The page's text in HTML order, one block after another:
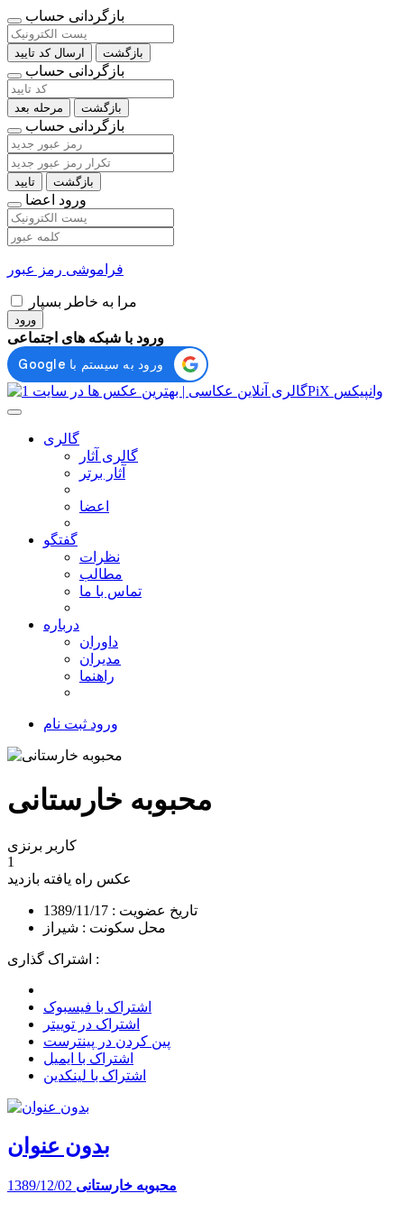
بازگردانی حساب
ارسال کد تایید بازگشت
بازگردانی حساب
مرحله بعد بازگشت
بازگردانی حساب
تایید بازگشت
ورود اعضا
فراموشی رمز عبور
مرا به خاطر بسپار
ورود
ورود با شبکه های اجتماعی
گالری
گالری آثار
آثار برتر
اعضا
گفتگو
نظرات
مطالب
تماس با ما
درباره
داوران
مدیران
راهنما
ورود ثبت نام
محبوبه خارستانی
کاربر برنزی
1
عکس راه یافته بازدید
تاریخ عضویت : 1389/11/17
محل سکونت : شیراز
اشتراک گذاری :
اشتراک با فیسبوک
اشتراک در توییتر
پین کردن در پینترست
اشتراک با ایمیل
اشتراک با لینکدین
بدون عنوان
محبوبه خارستانی 1389/12/02